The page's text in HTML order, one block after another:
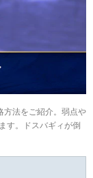
方法をご紹介。弱点や
す。ドスバギィが倒